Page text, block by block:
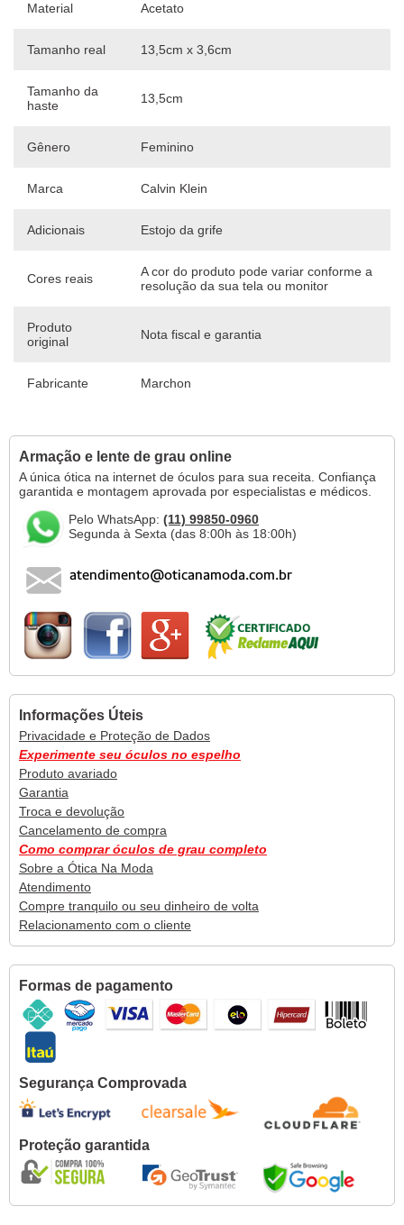
Material Acetato
Tamanho real 13,5cm x 3,6cm
Tamanho da
haste
13,5cm
Gênero Feminino
Marca Calvin Klein
Adicionais Estojo da grife
Cores reais
A cor do produto pode variar conforme a
resolução da sua tela ou monitor
Produto
original
Nota fiscal e garantia
Fabricante Marchon
Armação e lente de grau online
A única ótica na internet de óculos para sua receita. Confiança
garantida e montagem aprovada por especialistas e médicos.
Pelo WhatsApp: (11) 99850-0960
Segunda à Sexta (das 8:00h às 18:00h)
Informações Úteis
Privacidade e Proteção de Dados
Experimente seu óculos no espelho
Produto avariado
Garantia
Troca e devolução
Cancelamento de compra
Como comprar óculos de grau completo
Sobre a Ótica Na Moda
Atendimento
Compre tranquilo ou seu dinheiro de volta
Relacionamento com o cliente
Formas de pagamento
Segurança Comprovada
Proteção garantida